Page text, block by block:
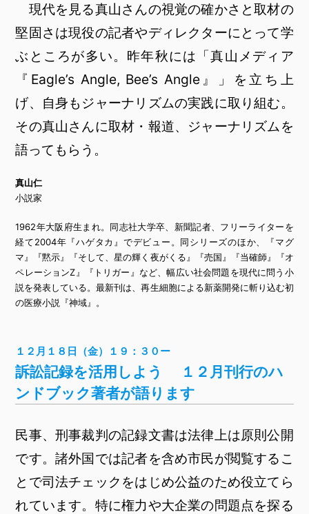
現代を見る真山さんの視覚の確かさと取材の
堅固さは現役の記者やディレクターにとって学
ぶところが多い。昨年秋には「真山メディア
『Eagle’s Angle, Bee’s Angle』」を立ち上
げ、自身もジャーナリズムの実践に取り組む。
その真山さんに取材・報道、ジャーナリズムを
語ってもらう。
真山仁
小説家
1962年大阪府生まれ。同志社大学卒、新聞記者、フリーライターを
経て2004年『ハゲタカ』でデビュー。同シリーズのほか、『マグ
マ』『黙示』『そして、星の輝く夜がくる』『売国』『当確師』『オ
ペレーションZ』『トリガー』など、幅広い社会問題を現代に問う小
説を発表している。最新刊は、再生細胞による新薬開発に斬り込む初
の医療小説『神域』。
１２月１８日（金）１９：３０ー
訴訟記録を活用しよう １２月刊行のハ
ンドブック著者が語ります
民事、刑事裁判の記録文書は法律上は原則公開
です。諸外国では記者を含め市民が閲覧するこ
とで司法チェックをはじめ公益のため役立てら
れています。特に権力や大企業の問題点を探る